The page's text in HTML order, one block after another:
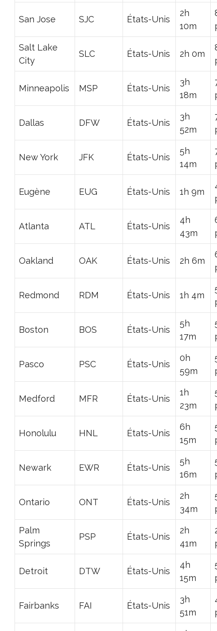
San Jose SJC États-Unis
2h
10m
Salt Lake
City
SLC États-Unis 2h 0m
Minneapolis MSP États-Unis
3h
18m
Dallas DFW États-Unis
3h
52m
New York JFK États-Unis
5h
14m
Eugène EUG États-Unis 1h 9m
Atlanta ATL États-Unis
4h
43m
Oakland OAK États-Unis 2h 6m
Redmond RDM États-Unis 1h 4m
Boston BOS États-Unis
5h
17m
Pasco PSC États-Unis
0h
59m
Medford MFR États-Unis
1h
23m
Honolulu HNL États-Unis
6h
15m
Newark EWR États-Unis
5h
16m
Ontario ONT États-Unis
2h
34m
Palm
Springs
PSP États-Unis
2h
41m
Detroit DTW États-Unis
4h
15m
Fairbanks FAI États-Unis
3h
51m